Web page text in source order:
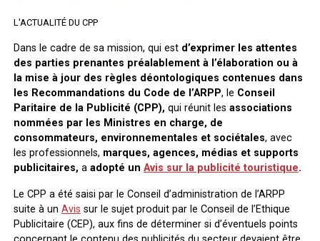
L'ACTUALITÉ DU CPP
Dans le cadre de sa mission, qui estd’exprimer les attentes
des parties prenantes préalablement à l’élaboration ou à
la mise à jour des règles déontologiques contenues dans
les Recommandations du Code de l’ARPP, le Conseil
Paritaire de la Publicité (CPP), qui réunit les associations
nommées par les Ministres en charge, de
consommateurs, environnementales et sociétales, avec
les professionnels, marques, agences, médias et supports
publicitaires, aadopté un Avis sur la publicité touristique.
Le CPP a été saisi par le Conseil d’administration de l’ARPP
suite à un Avis sur le sujet produit par le Conseil de l’Ethique
Publicitaire (CEP), aux fins de déterminer si d’éventuels points